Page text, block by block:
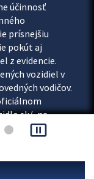
účinnosť
prísnejšiu
pokút aj
z evidencie.
vozidiel v
vodičov.
, na
overiť si...
pause_presentation